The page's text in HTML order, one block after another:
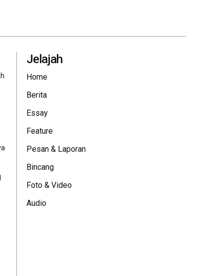
Jelajah
Home
Berita
Essay
Feature
Pesan & Laporan
Bincang
Foto & Video
Audio